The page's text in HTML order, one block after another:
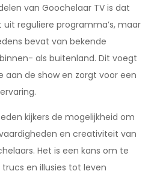
van Goochelaar TV is dat
reguliere programma’s, maar
bevat van bekende
als buitenland. Dit voegt
aan de show en zorgt voor een
kijkers de mogelijkheid om
en creativiteit van
Het is een kans om te
en illusies tot leven